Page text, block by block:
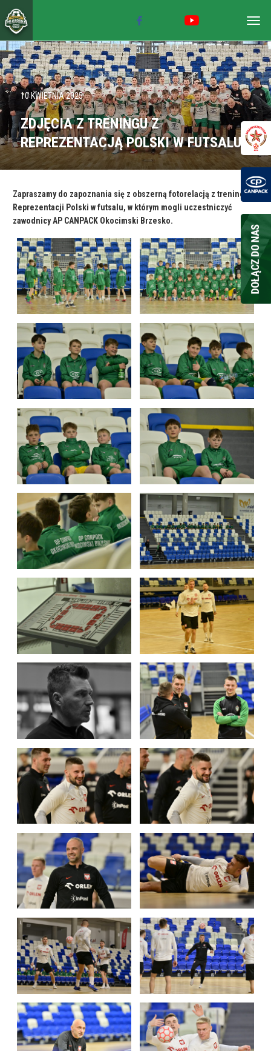
10 KWIETNIA 2025
ZDJĘCIA Z TRENINGU Z
REPREZENTACJĄ POLSKI W FUTSALU
Zapraszamy do zapoznania się z obszerną fotorelacją z treningu
Reprezentacji Polski w futsalu, w którym mogli uczestniczyć
zawodnicy AP CANPACK Okocimski Brzesko.